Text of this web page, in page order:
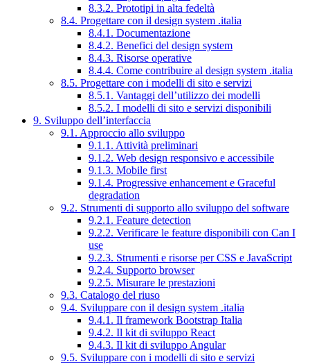
8.3.2. Prototipi in alta fedeltà
8.4. Progettare con il design system .italia
8.4.1. Documentazione
8.4.2. Benefici del design system
8.4.3. Risorse operative
8.4.4. Come contribuire al design system .italia
8.5. Progettare con i modelli di sito e servizi
8.5.1. Vantaggi dell’utilizzo dei modelli
8.5.2. I modelli di sito e servizi disponibili
9. Sviluppo dell’interfaccia
9.1. Approccio allo sviluppo
9.1.1. Attività preliminari
9.1.2. Web design responsivo e accessibile
9.1.3. Mobile first
9.1.4. Progressive enhancement e Graceful
degradation
9.2. Strumenti di supporto allo sviluppo del software
9.2.1. Feature detection
9.2.2. Verificare le feature disponibili con Can I
use
9.2.3. Strumenti e risorse per CSS e JavaScript
9.2.4. Supporto browser
9.2.5. Misurare le prestazioni
9.3. Catalogo del riuso
9.4. Sviluppare con il design system .italia
9.4.1. Il framework Bootstrap Italia
9.4.2. Il kit di sviluppo React
9.4.3. Il kit di sviluppo Angular
9.5. Sviluppare con i modelli di sito e servizi